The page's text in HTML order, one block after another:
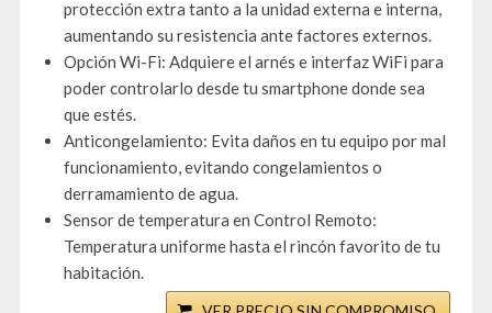
protección extra tanto a la unidad externa e interna,
aumentando su resistencia ante factores externos.
Opción Wi-Fi: Adquiere el arnés e interfaz WiFi para
poder controlarlo desde tu smartphone donde sea
que estés.
Anticongelamiento: Evita daños en tu equipo por mal
funcionamiento, evitando congelamientos o
derramamiento de agua.
Sensor de temperatura en Control Remoto:
Temperatura uniforme hasta el rincón favorito de tu
habitación.